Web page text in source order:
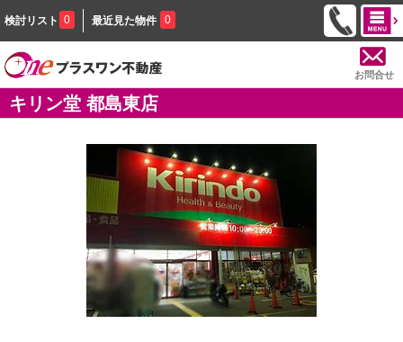
検討リスト 0 最近見た物件 0
お問合せ
キリン堂 都島東店